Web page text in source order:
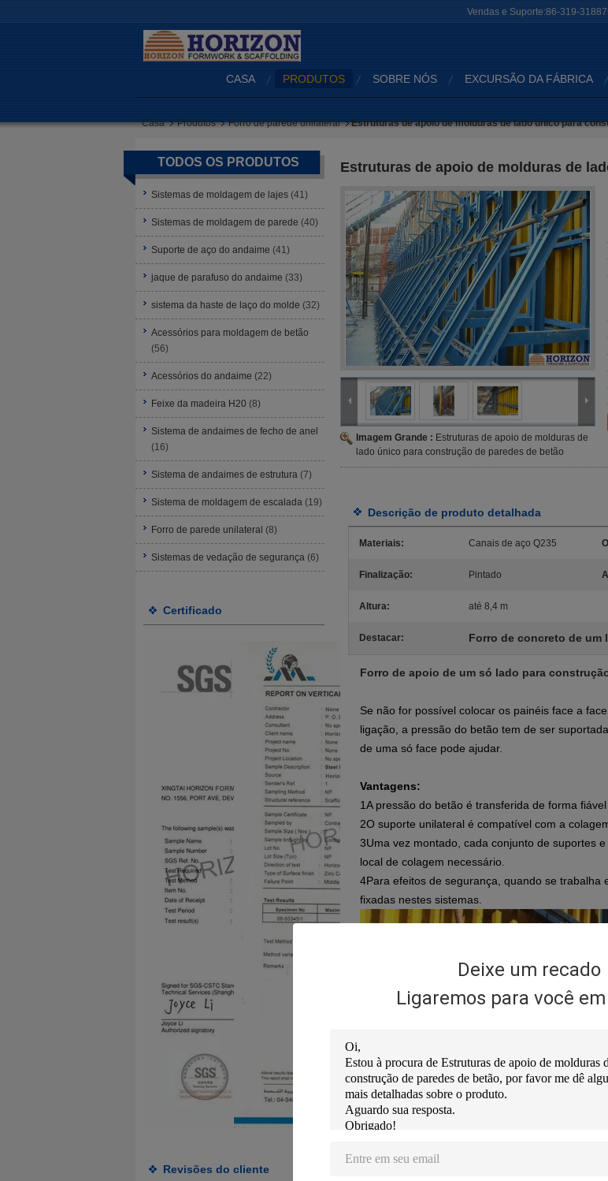
Deixe um recado
Ligaremos para você
Vendas e Suporte:86-319-
CASA PRODUTOS SOBRE NÓS EXCURSÃO DA FÁBRICA
Casa Produtos Forro de parede unilateral Estruturas de apoio de molduras de lado único para
TODOS OS PRODUTOS
Sistemas de moldagem de lajes (41)
Sistemas de moldagem de parede (40)
Suporte de aço do andaime (41)
jaque de parafuso do andaime (33)
sistema da haste de laço do molde (32)
Acessórios para moldagem de betão
(56)
Acessórios do andaime (22)
Feixe da madeira H20 (8)
Sistema de andaimes de fecho de anel
(16)
Sistema de andaimes de estrutura (7)
Sistema de moldagem de escalada (19)
Forro de parede unilateral (8)
Sistemas de vedação de segurança (6)
Certificado
Revisões do cliente
Estruturas de apoio de molduras de
Imagem Grande : Estruturas de apoio de molduras de
lado único para construção de paredes de betão
Descrição de produto detalhada
Materiais: Canais de aço Q235
Finalização: Pintado
Altura: até 8,4 m
Destacar: Forro de concreto de um
Forro de apoio de um só lado para
Se não for possível colocar os painéis face a
ligação, a pressão do betão tem de ser
de uma só face pode ajudar.
Vantagens:
1A pressão do betão é transferida de forma
2O suporte unilateral é compatível com a
3Uma vez montado, cada conjunto de suportes
local de colagem necessário.
4Para efeitos de segurança, quando se
fixadas nestes sistemas.